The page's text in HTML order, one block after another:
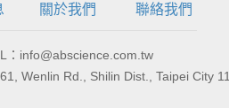
關於我們 聯絡我們
info@abscience.com.tw
Wenlin Rd., Shilin Dist., Taipei City